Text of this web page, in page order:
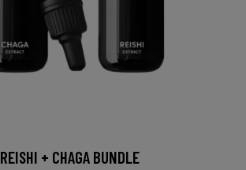
REISHI + CHAGA BUNDLE